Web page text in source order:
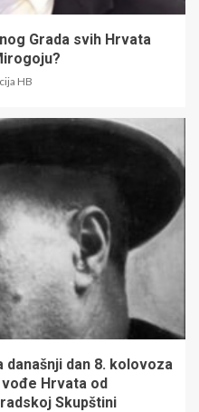
Grada svih Hrvata
HB
današnji dan 8. kolovoza
vođe Hrvata od
Skupštini